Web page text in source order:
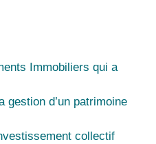
Immobiliers qui a
gestion d’un patrimoine
collectif